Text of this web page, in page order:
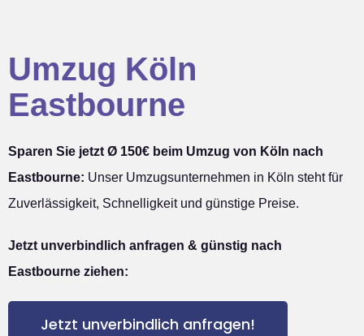
Umzug Köln
Eastbourne
Sparen Sie jetzt Ø 150€ beim Umzug von Köln nach
Eastbourne: Unser Umzugsunternehmen in Köln steht für
Zuverlässigkeit, Schnelligkeit und günstige Preise.
Jetzt unverbindlich anfragen & günstig nach
Eastbourne ziehen:
Jetzt unverbindlich anfragen!